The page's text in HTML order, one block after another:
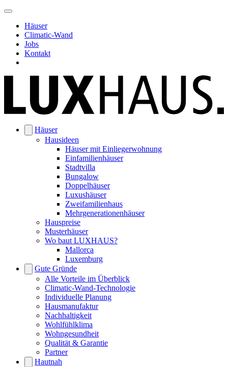
Häuser
Climatic-Wand
Jobs
Kontakt
Häuser
Hausideen
Häuser mit Einliegerwohnung
Einfamilienhäuser
Stadtvilla
Bungalow
Doppelhäuser
Luxushäuser
Zweifamilienhaus
Mehrgenerationenhäuser
Hauspreise
Musterhäuser
Wo baut LUXHAUS?
Mallorca
Luxemburg
Gute Gründe
Alle Vorteile im Überblick
Climatic-Wand-Technologie
Individuelle Planung
Hausmanufaktur
Nachhaltigkeit
Wohlfühlklima
Wohngesundheit
Qualität & Garantie
Partner
Hautnah